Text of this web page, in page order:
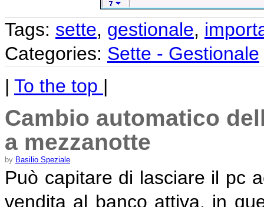
Tags: sette, gestionale,
Categories: Sette - Gestionale
| To the top |
Cambio automatico
a mezzanotte
by Basilio Speziale
Può capitare di lasciare il pc
vendita al banco attiva, in